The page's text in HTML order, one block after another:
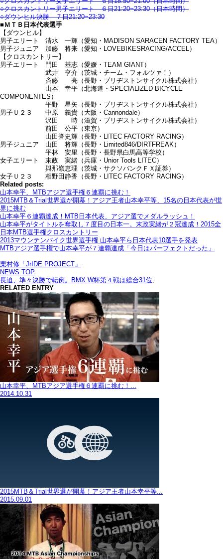
○クロスカントリー男子エリート ６日21:20~23:30（日本時間）
○ダウンヒル決勝 ７日21:20~23:30
■ＭＴＢ日本代表選手
【ダウンヒル】
男子エリート 清水 一輝（愛知・MADISON SARACEN FACTORY TEA）
男子ジュニア 加藤 将来（愛知・LOVEBIKESRACING/ACCEL）
【クロスカントリー】
男子エリート 門田 基志（愛媛・TEAM GIANT）
武井 亨介（茨城・チーム・フォルツァ！）
斉藤 亮（長野・ブリヂストンサイクル株式会社）
山本 幸平（北海道・SPECIALIZED BICYCLE
COMPONENTES）
平野 星矢（長野・ブリヂストンサイクル株式会社）
男子Ｕ２３ 中原 義貴（大阪・Cannondale）
沢田 時（滋賀・ブリヂストンサイクル株式会社）
前田 公平（東京）
山田誉史輝（長野・LITEC FACTORY RACING）
男子ジュニア 山田 将輝（長野・Limited846/DIRTFREAK）
平林 安里（長野・長野県白馬高等学校）
女子エリート 末政 実緒（兵庫・Unior Tools LITEC）
與那嶺恵理（茨城・サクソバンクＦＸ証券）
女子Ｕ２３ 相野田静香（長野・LITEC FACTORY RACING）
Related posts:
山本幸平、MTBアジア選手権６連覇に挑む！
2015MTB＆Trial世界選が開幕！アジア王者山本幸平等、15名の日本代表が世
界に挑む
山本幸平６連覇達成！MTB日本代表、アジア選でメダルラッシュ！
山本幸平がタイトルを奪取し７度目の日本一。末政実緒が２冠達成！2015全
日本MTB選手権クロスカントリー
2013マウンテンバイク世界選手権 山本幸平ら日本代表10選手を発表
MTBアジア選手権で山本幸平が７連覇達成「今日はパーフェクトだった」
栗村修「JrIDE PROJECT」
NEWS TOP
長迫、準々決勝で転倒。BMX W杯第４戦は総合31位;
RELATED ENTRY
山本幸平、MTBアジア選手権６連覇に挑む！...
2014.10.31
2015MTB＆Trial世界選が開幕！アジア王者山本幸平等...
2015.09.01